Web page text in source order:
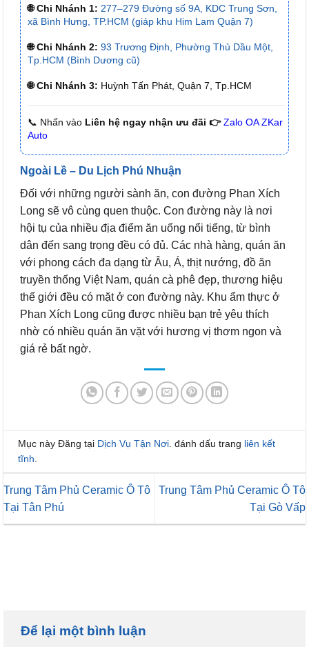
🌐 Chi Nhánh 1: 277–279 Đường số 9A, KDC Trung Sơn,
xã Bình Hưng, TP.HCM (giáp khu Him Lam Quận 7)
🌐 Chi Nhánh 2: 93 Trương Định, Phường Thủ Dầu Một,
Tp.HCM (Bình Dương cũ)
🌐 Chi Nhánh 3: Huỳnh Tấn Phát, Quận 7, Tp.HCM
📞 Nhấn vào Liên hệ ngay nhận ưu đãi 👉 Zalo OA ZKar
Auto
Ngoài Lề – Du Lịch Phú Nhuận
Đối với những người sành ăn, con đường Phan Xích
Long sẽ vô cùng quen thuộc. Con đường này là nơi
hội tụ của nhiều địa điểm ăn uống nổi tiếng, từ bình
dân đến sang trọng đều có đủ. Các nhà hàng, quán ăn
với phong cách đa dạng từ Âu, Á, thịt nướng, đồ ăn
truyền thống Việt Nam, quán cà phê đẹp, thương hiệu
thế giới đều có mặt ở con đường này. Khu ẩm thực ở
Phan Xích Long cũng được nhiều bạn trẻ yêu thích
nhờ có nhiều quán ăn vặt với hương vị thơm ngon và
giá rẻ bất ngờ.
Mục này Đăng tại Dịch Vụ Tận Nơi . đánh dấu trang liên kết
tĩnh
Trung Tâm Phủ Ceramic Ô Tô
Tại Tân Phú
Trung Tâm Phủ Ceramic Ô Tô
Tại Gò Vấp
Để lại một bình luận